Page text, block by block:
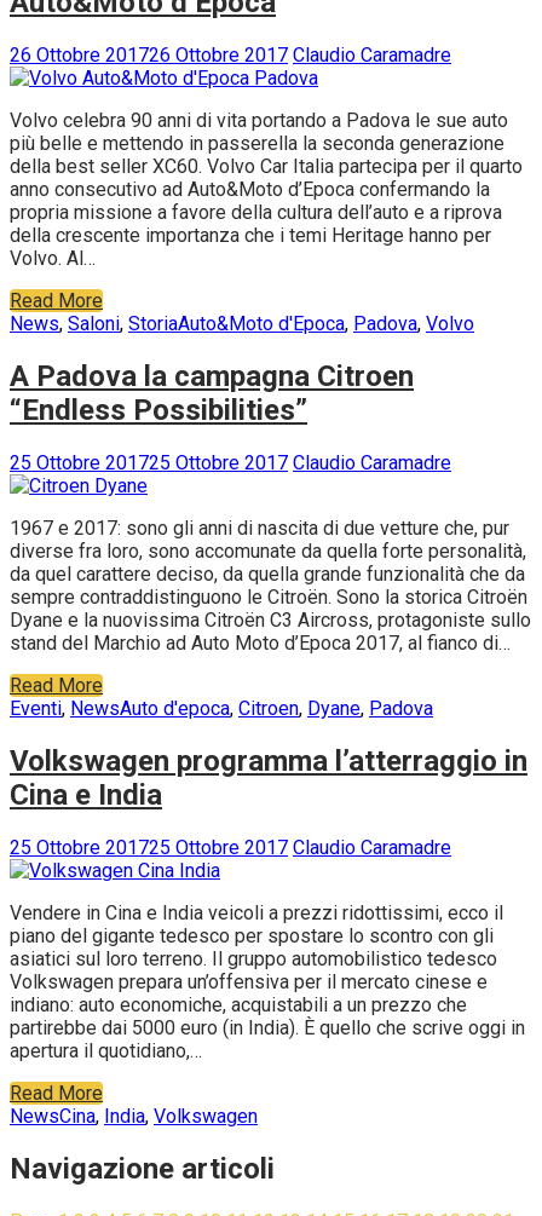
26 Ottobre 201726 Ottobre 2017 Claudio Caramadre
Volvo celebra 90 anni di vita portando a Padova le sue auto
più belle e mettendo in passerella la seconda generazione
della best seller XC60. Volvo Car Italia partecipa per il quarto
anno consecutivo ad Auto&Moto d’Epoca confermando la
propria missione a favore della cultura dell’auto e a riprova
della crescente importanza che i temi Heritage hanno per
Volvo. Al…
Read More
News, Saloni, StoriaAuto&Moto d'Epoca, Padova, Volvo
A Padova la campagna Citroen
“Endless Possibilities”
25 Ottobre 201725 Ottobre 2017 Claudio Caramadre
1967 e 2017: sono gli anni di nascita di due vetture che, pur
diverse fra loro, sono accomunate da quella forte personalità,
da quel carattere deciso, da quella grande funzionalità che da
sempre contraddistinguono le Citroën. Sono la storica Citroën
Dyane e la nuovissima Citroën C3 Aircross, protagoniste sullo
stand del Marchio ad Auto Moto d’Epoca 2017, al fianco di…
Read More
Eventi, NewsAuto d'epoca, Citroen, Dyane, Padova
Volkswagen programma l’atterraggio in
Cina e India
25 Ottobre 201725 Ottobre 2017 Claudio Caramadre
Vendere in Cina e India veicoli a prezzi ridottissimi, ecco il
piano del gigante tedesco per spostare lo scontro con gli
asiatici sul loro terreno. Il gruppo automobilistico tedesco
Volkswagen prepara un’offensiva per il mercato cinese e
indiano: auto economiche, acquistabili a un prezzo che
partirebbe dai 5000 euro (in India). È quello che scrive oggi in
apertura il quotidiano,…
Read More
NewsCina, India, Volkswagen
Navigazione articoli